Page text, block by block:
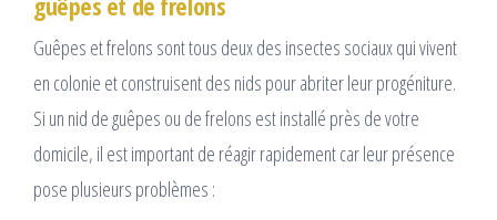
Guêpes et frelons sont tous deux des insectes sociaux qui vivent
en colonie et construisent des nids pour abriter leur progéniture.
Si un nid de guêpes ou de frelons est installé près de votre
domicile, il est important de réagir rapidement car leur présence
pose plusieurs problèmes :